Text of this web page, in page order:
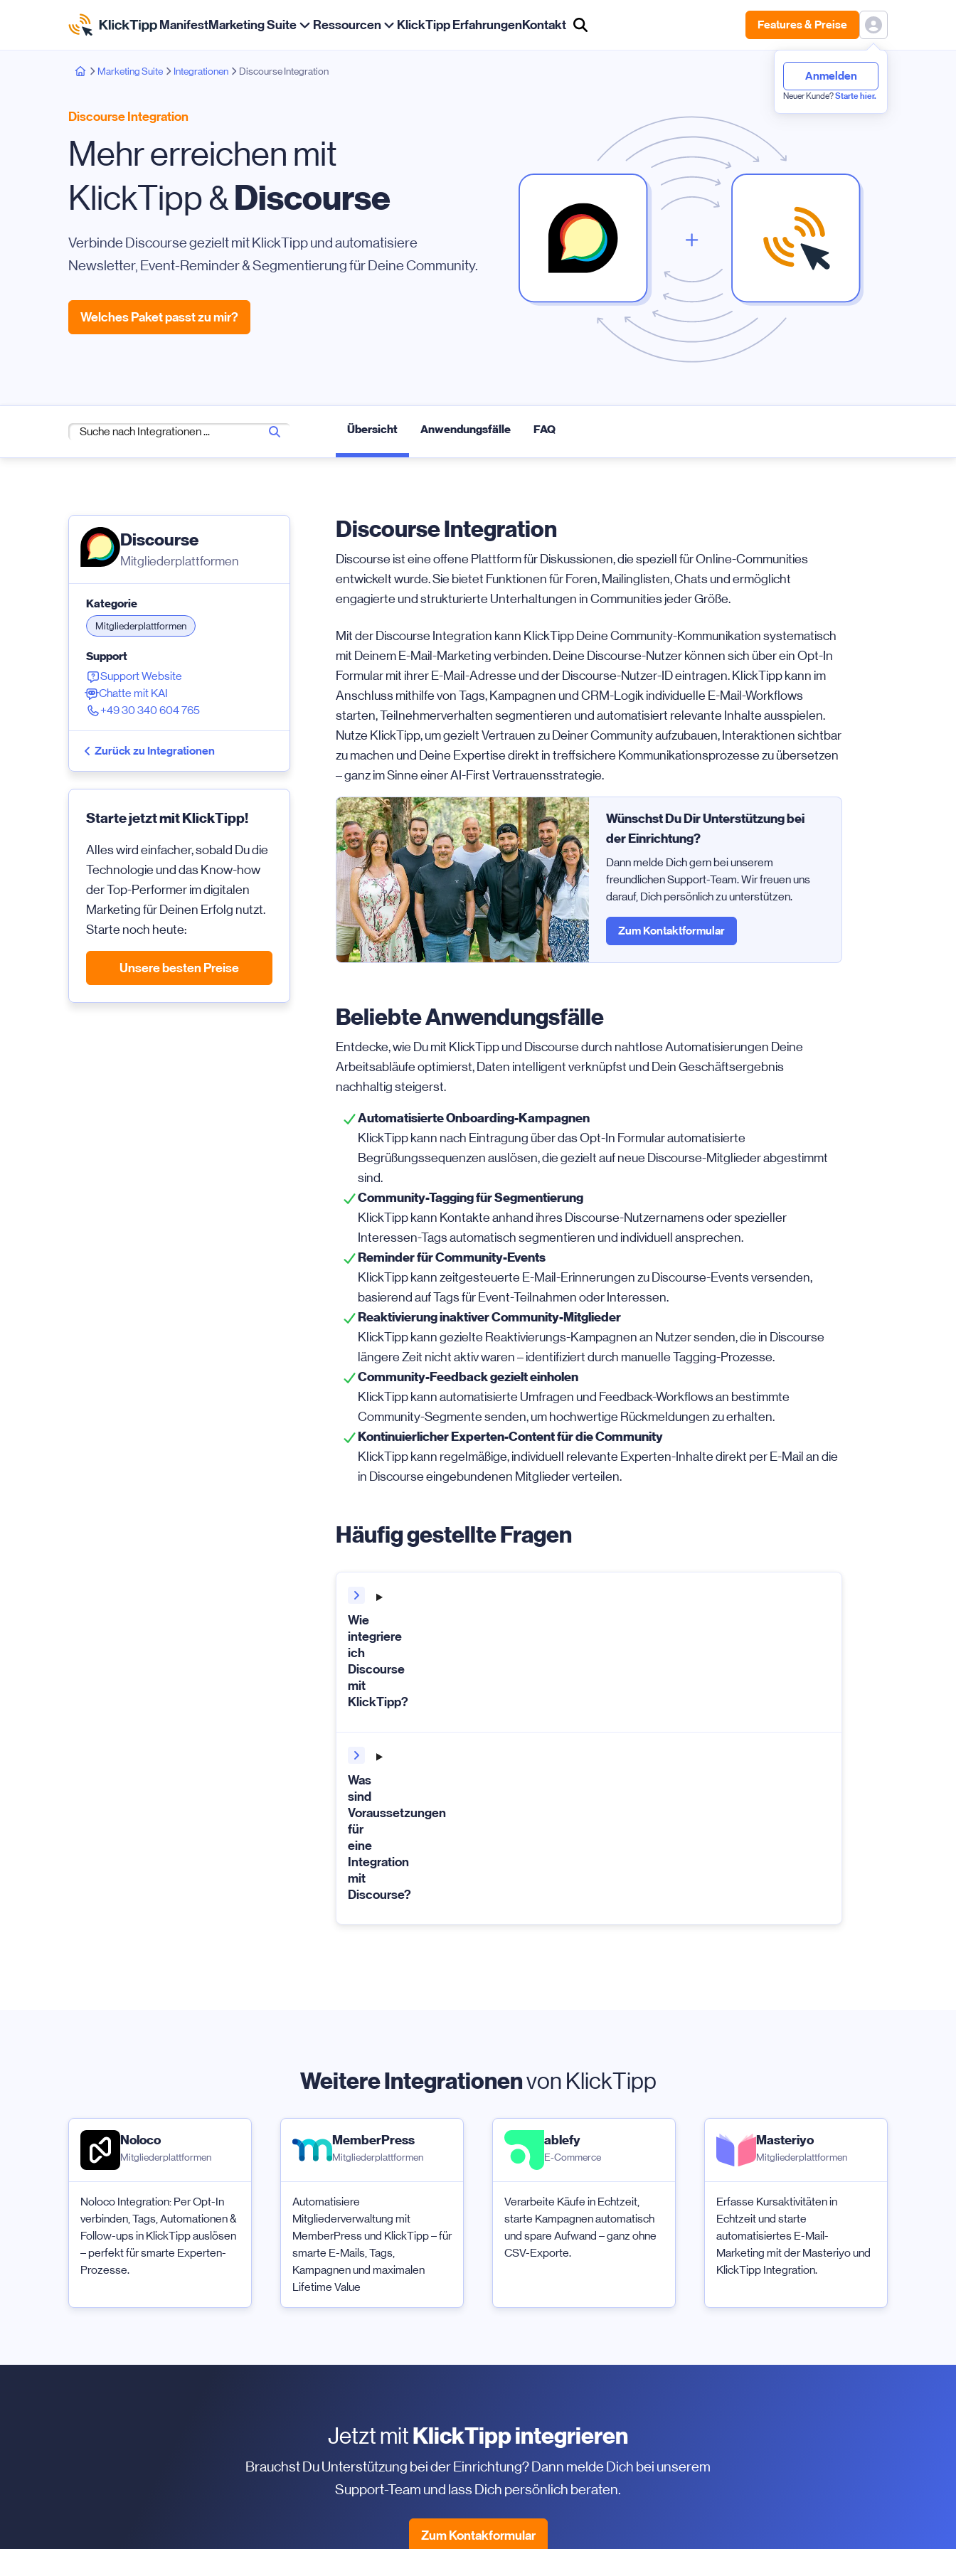
ManifestMarketing Suite Ressourcen KlickTipp ErfahrungenKontakt Features & Preise
Anmelden
Neuer Kunde?Starte hier.
Marketing Suite Integrationen Discourse Integration
Discourse Integration
Mehr erreichen mit
KlickTipp &Discourse
Verbinde Discourse gezielt mit KlickTipp und automatisiere
Newsletter, Event-Reminder & Segmentierung für Deine Community.
Welches Paket passt zu mir?
Übersicht Anwendungsfälle FAQ
Discourse
Mitgliederplattformen
Kategorie
Mitgliederplattformen
Support
Support Website
Chatte mit KAI
+49 30 340 604 765
Zurück zu Integrationen
Starte jetzt mit KlickTipp!
Alles wird einfacher, sobald Du die
Technologie und das Know-how
der Top-Performer im digitalen
Marketing für Deinen Erfolg nutzt.
Starte noch heute:
Unsere besten Preise
Discourse Integration
Discourse ist eine offene Plattform für Diskussionen, die speziell für Online-Communities
entwickelt wurde. Sie bietet Funktionen für Foren, Mailinglisten, Chats und ermöglicht
engagierte und strukturierte Unterhaltungen in Communities jeder Größe.
Mit der Discourse Integration kann KlickTipp Deine Community-Kommunikation systematisch
mit Deinem E-Mail-Marketing verbinden. Deine Discourse-Nutzer können sich über ein Opt-In
Formular mit ihrer E-Mail-Adresse und der Discourse-Nutzer-ID eintragen. KlickTipp kann im
Anschluss mithilfe von Tags, Kampagnen und CRM-Logik individuelle E-Mail-Workflows
starten, Teilnehmerverhalten segmentieren und automatisiert relevante Inhalte ausspielen.
Nutze KlickTipp, um gezielt Vertrauen zu Deiner Community aufzubauen, Interaktionen sichtbar
zu machen und Deine Expertise direkt in treffsichere Kommunikationsprozesse zu übersetzen
– ganz im Sinne einer AI-First Vertrauensstrategie.
Wünschst Du Dir Unterstützung bei
der Einrichtung?
Dann melde Dich gern bei unserem
freundlichen Support-Team. Wir freuen uns
darauf, Dich persönlich zu unterstützen.
Zum Kontaktformular
Beliebte Anwendungsfälle
Entdecke, wie Du mit KlickTipp und Discourse durch nahtlose Automatisierungen Deine
Arbeitsabläufe optimierst, Daten intelligent verknüpfst und Dein Geschäftsergebnis
nachhaltig steigerst.
Automatisierte Onboarding-Kampagnen
KlickTipp kann nach Eintragung über das Opt-In Formular automatisierte
Begrüßungssequenzen auslösen, die gezielt auf neue Discourse-Mitglieder abgestimmt
sind.
Community-Tagging für Segmentierung
KlickTipp kann Kontakte anhand ihres Discourse-Nutzernamens oder spezieller
Interessen-Tags automatisch segmentieren und individuell ansprechen.
Reminder für Community-Events
KlickTipp kann zeitgesteuerte E-Mail-Erinnerungen zu Discourse-Events versenden,
basierend auf Tags für Event-Teilnahmen oder Interessen.
Reaktivierung inaktiver Community-Mitglieder
KlickTipp kann gezielte Reaktivierungs-Kampagnen an Nutzer senden, die in Discourse
längere Zeit nicht aktiv waren – identifiziert durch manuelle Tagging-Prozesse.
Community-Feedback gezielt einholen
KlickTipp kann automatisierte Umfragen und Feedback-Workflows an bestimmte
Community-Segmente senden, um hochwertige Rückmeldungen zu erhalten.
Kontinuierlicher Experten-Content für die Community
KlickTipp kann regelmäßige, individuell relevante Experten-Inhalte direkt per E-Mail an die
in Discourse eingebundenen Mitglieder verteilen.
Häufig gestellte Fragen
Wie
integriere
ich
Discourse
mit
KlickTipp?
Was
sind
Voraussetzungen
für
eine
Integration
mit
Discourse?
Weitere Integrationenvon KlickTipp
Noloco
Mitgliederplattformen
Noloco Integration: Per Opt-In
verbinden, Tags, Automationen &
Follow-ups in KlickTipp auslösen
– perfekt für smarte Experten-
Prozesse.
MemberPress
Mitgliederplattformen
Automatisiere
Mitgliederverwaltung mit
MemberPress und KlickTipp – für
smarte E-Mails, Tags,
Kampagnen und maximalen
Lifetime Value
ablefy
E-Commerce
Verarbeite Käufe in Echtzeit,
starte Kampagnen automatisch
und spare Aufwand – ganz ohne
CSV-Exporte.
Masteriyo
Mitgliederplattformen
Erfasse Kursaktivitäten in
Echtzeit und starte
automatisiertes E-Mail-
Marketing mit der Masteriyo und
KlickTipp Integration.
Jetzt mitKlickTipp integrieren
Brauchst Du Unterstützung bei der Einrichtung? Dann melde Dich bei unserem
Support-Team und lass Dich persönlich beraten.
Zum Kontakformular